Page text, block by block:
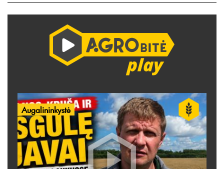
Augalininkystė